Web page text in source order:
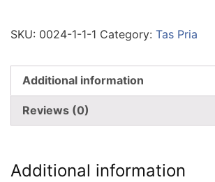
SKU: 0024-1-1-1 Category: Tas Pria
Additional information
Reviews (0)
Additional information